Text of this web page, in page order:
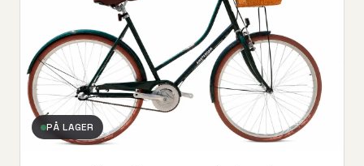
PÅ LAGER